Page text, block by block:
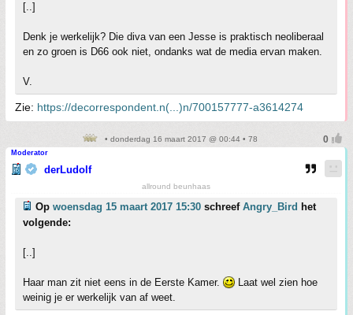
[..]
Denk je werkelijk? Die diva van een Jesse is praktisch neoliberaal
en zo groen is D66 ook niet, ondanks wat de media ervan maken.
V.
Zie: https://decorrespondent.n(...)n/700157777-a3614274
• donderdag 16 maart 2017 @ 00:44 • 78
Moderator
derLudolf
allround beunhaas
Op woensdag 15 maart 2017 15:30 schreef Angry_Bird het
volgende:
[..]
Haar man zit niet eens in de Eerste Kamer.
Laat wel zien hoe
weinig je er werkelijk van af weet.